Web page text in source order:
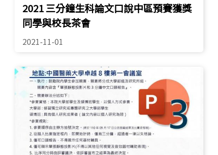
2021 三分鐘生科論文口說中區預賽獲獎
同學與校長茶會
2021-11-01